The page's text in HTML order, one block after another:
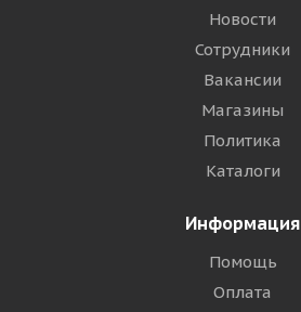
Новости
Сотрудники
Вакансии
Магазины
Политика
Каталоги
Информация
Помощь
Оплата